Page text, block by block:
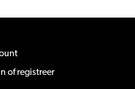
of registreer